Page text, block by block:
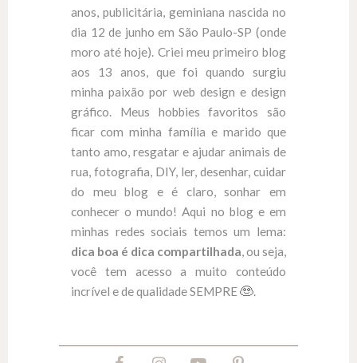
anos, publicitária, geminiana nascida no
dia 12 de junho em São Paulo-SP (onde
moro até hoje). Criei meu primeiro blog
aos 13 anos, que foi quando surgiu
minha paixão por web design e design
gráfico. Meus hobbies favoritos são
ficar com minha família e marido que
tanto amo, resgatar e ajudar animais de
rua, fotografia, DIY, ler, desenhar, cuidar
do meu blog e é claro, sonhar em
conhecer o mundo! Aqui no blog e em
minhas redes sociais temos um lema:
dica boa é dica compartilhada, ou seja,
você tem acesso a muito conteúdo
incrível e de qualidade SEMPRE
.